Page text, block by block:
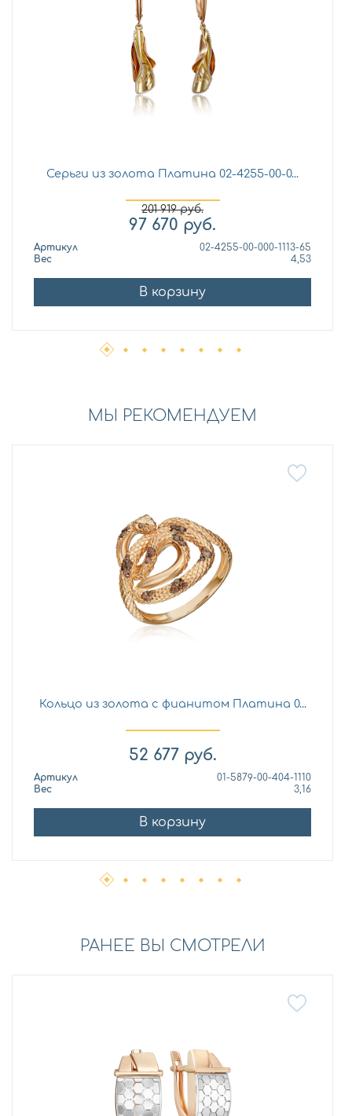
Серьги из золота Платина 02-4255-00-0...
201 919руб.
97 670 руб.
Артикул
02-4255-00-000-1113-65
Вес
4,53
В корзину
МЫ РЕКОМЕНДУЕМ
Кольцо из золота с фианитом Платина 0...
52 677 руб.
Артикул
01-5879-00-404-1110
Вес
3,16
В корзину
РАНЕЕ ВЫ СМОТРЕЛИ